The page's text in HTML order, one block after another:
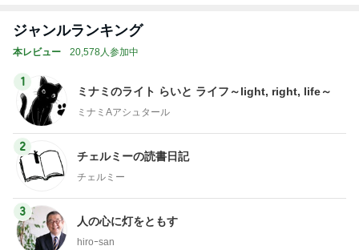
ジャンルランキング
本レビュー 20,578人参加中
1
ミナミのライト らいと ライフ～light, right, life～
ミナミAアシュタール
2
チェルミーの読書日記
チェルミー
3
人の心に灯をともす
hiroｰsan